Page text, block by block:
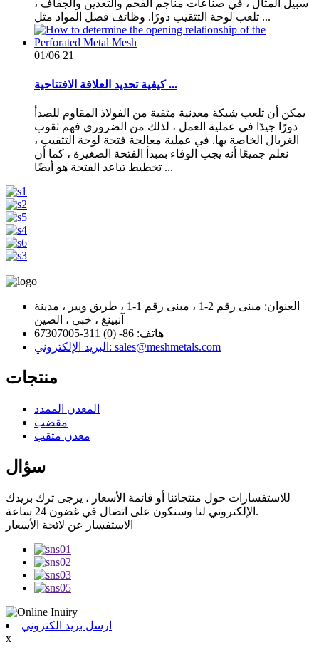
سبيل المثال ، في صناعات مناجم الفحم والتعدين والجفاف ،
تلعب لوحة التثقيب دورًا. وظائف فصل المواد مثل ...
01/06 21
كيفية تحديد العلاقة الافتتاحية ...
يمكن أن تلعب شبكة معدنية مثقبة من الفولاذ المقاوم للصدأ
دورًا جيدًا في عملية العمل ، لذلك من الضروري فهم ثقوب
الغربال الخاصة بها. في عملية معالجة فتحة لوحة التثقيب ،
نعلم جميعًا أنه يجب الوفاء بمبدأ الفتحة الصغيرة ، كما أن
تخطيط تباعد الفتحة هو أيضًا ...
العنوان: مبنى رقم 2-1 ، مبنى رقم 1-1 ، طريق ويير ، مدينة
آنبينغ ، خبي ، الصين
هاتف: 86- (0) 311-67307005
البريد الإلكتروني: sales@meshmetals.com
منتجات
المعدن الممدد
مقضب
معدن مثقب
سؤال
للاستفسارات حول منتجاتنا أو قائمة الأسعار ، يرجى ترك بريدك
الإلكتروني لنا وسنكون على اتصال في غضون 24 ساعة.
الاستفسار عن لائحة الأسعار
ارسل بريد الكتروني
x